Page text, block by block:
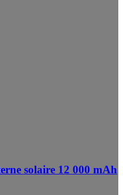
solaire 12 000 mAh